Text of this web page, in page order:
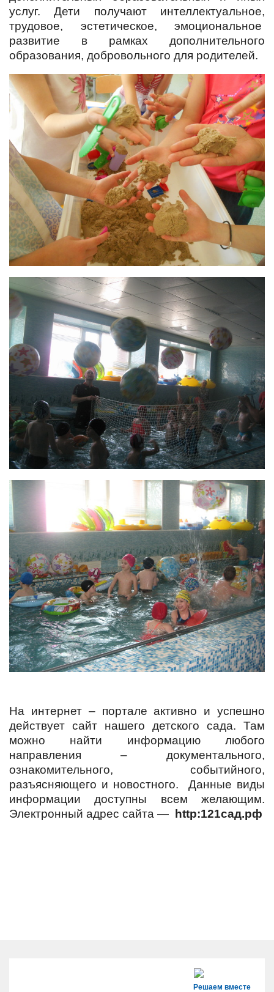
услуг. Дети получают интеллектуальное,
трудовое, эстетическое, эмоциональное
развитие в рамках дополнительного
образования, добровольного для родителей.
На интернет – портале активно и успешно
действует сайт нашего детского сада. Там
можно найти информацию любого
направления – документального,
ознакомительного, событийного,
разъясняющего и новостного. Данные виды
информации доступны всем желающим.
Электронный адрес сайта — http:121сад.рф
Решаем вместе